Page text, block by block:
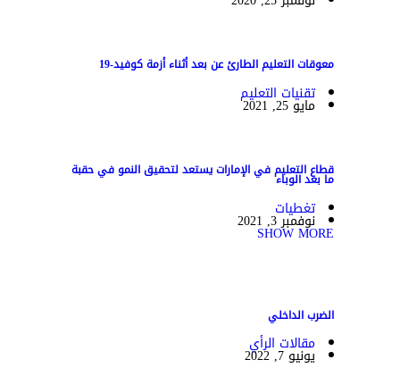
معوقات التعليم الطارئ عن بعد أثناء أزمة كوفيد-19
تقنيات التعليم
مايو 25, 2021
قطاع التعليم في الإمارات يستعد لتحقيق النمو في حقبة
ما بعد الوباء
تغطيات
نوفمبر 3, 2021
SHOW MORE
الضرب الداخلي
مقالات الرأي
يونيو 7, 2022